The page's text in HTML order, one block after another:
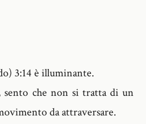
3:14 è illuminante.
che non si tratta di un
da attraversare.